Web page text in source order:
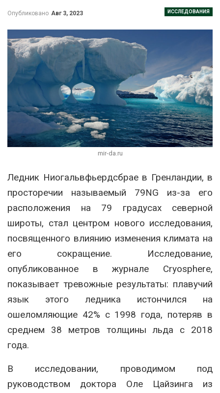
ИССЛЕДОВАНИЯ
Опубликовано Авг 3, 2023
mir-da.ru
Ледник Ниогальвфьердсбрае в Гренландии, в
просторечии называемый 79NG из-за его
расположения на 79 градусах северной
широты, стал центром нового исследования,
посвященного влиянию изменения климата на
его сокращение. Исследование,
опубликованное в журнале Cryosphere,
показывает тревожные результаты: плавучий
язык этого ледника истончился на
ошеломляющие 42% с 1998 года, потеряв в
среднем 38 метров толщины льда с 2018
года.
В исследовании, проводимом под
руководством доктора Оле Цайзинга из